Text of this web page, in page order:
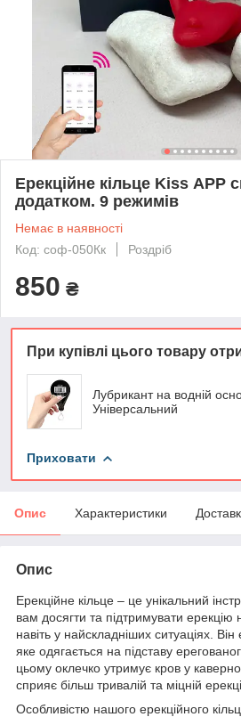
Ерекційне кільце Kiss АРР
додатком. 9 режимів
Немає в наявності
Код: соф-050Кк
Роздріб
850 ₴
При купівлі цього товару
Лубрикант на водній
Універсальний
Приховати
Опис Характеристики
Опис
Ерекційне кільце – це унікальний
вам досягти та підтримувати ерекцію
навіть у найскладніших ситуаціях.
яке одягається на підставу
цьому оклечко утримує кров у
сприяє більш тривалій та міцній
Особливістю нашого ерекційного